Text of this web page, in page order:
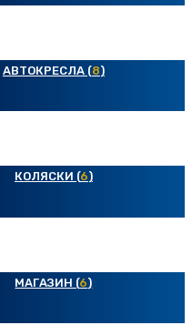
АВТОКРЕСЛА (8)
КОЛЯСКИ (6)
МАГАЗИН (6)